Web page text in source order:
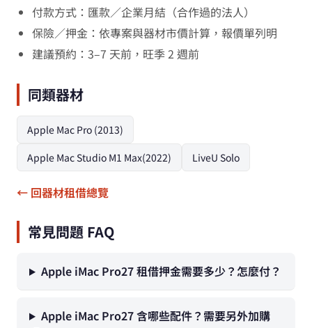
付款方式：匯款／企業月結（合作過的法人）
保險／押金：依專案與器材市價計算，報價單列明
建議預約：3–7 天前，旺季 2 週前
同類器材
Apple Mac Pro (2013)
Apple Mac Studio M1 Max(2022)
LiveU Solo
← 回器材租借總覽
常見問題 FAQ
Apple iMac Pro27 租借押金需要多少？怎麼付？
Apple iMac Pro27 含哪些配件？需要另外加購